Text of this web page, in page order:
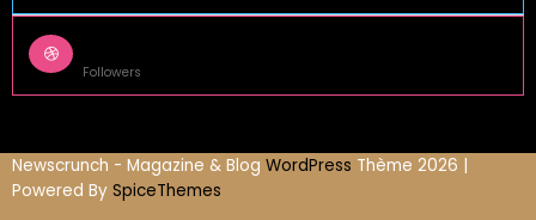
Followers
Newscrunch - Magazine & Blog WordPress Thème 2026 |
Powered By SpiceThemes